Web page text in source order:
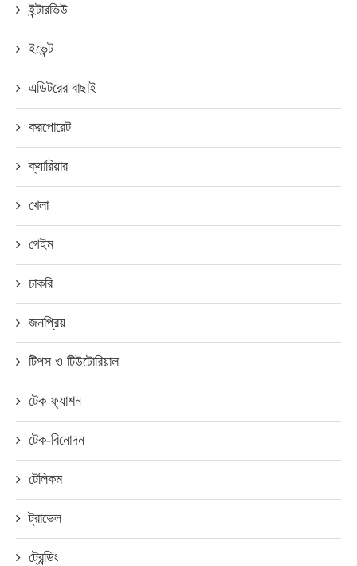
ইন্টারভিউ
ইভেন্ট
এডিটরের বাছাই
করপোরেট
ক্যারিয়ার
খেলা
গেইম
চাকরি
জনপ্রিয়
টিপস ও টিউটোরিয়াল
টেক ফ্যাশন
টেক-বিনোদন
টেলিকম
ট্রাভেল
ট্রেন্ডিং